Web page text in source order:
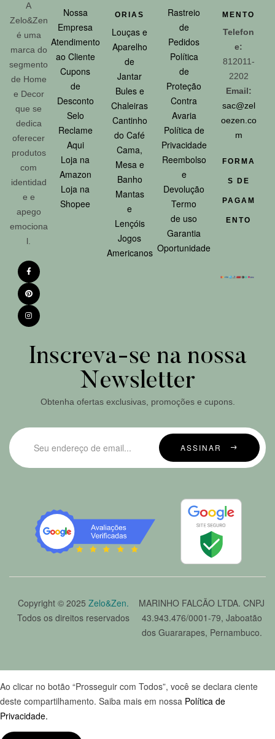
A
Zelo&Zen
é uma
marca do
segmento
de Home
e Decor
que se
dedica
oferecer
produtos
com
identidad
e e
apego
emociona
l.
Nossa
Empresa
Atendimento
ao Cliente
Cupons
de
Desconto
Selo
Reclame
Aqui
Loja na
Amazon
Loja na
Shopee
ORIAS
Louças e
Aparelho
de
Jantar
Bules e
Chaleiras
Cantinho
do Café
Cama,
Mesa e
Banho
Mantas
e
Lençóis
Jogos
Americanos
Rastreio
de
Pedidos
Política
de
Proteção
Contra
Avaria
Política de
Privacidade
Reembolso
e
Devolução
Termo
de uso
Garantia
Oportunidade
MENTO
Telefon
e:
812011-
2202
Email:
sac@zel
oezen.co
m
FORMA
S DE
PAGAM
ENTO
Inscreva-se na nossa
Newsletter
Obtenha ofertas exclusivas, promoções e cupons.
ASSINAR
Copyright © 2025 Zelo&Zen.
Todos os direitos reservados
MARINHO FALCÃO LTDA. CNPJ
43.943.476/0001-79, Jaboatão
dos Guararapes, Pernambuco.
Ao clicar no botão “Prosseguir com Todos”, você se declara ciente
deste compartilhamento. Saiba mais em nossa Política de
Privacidade.